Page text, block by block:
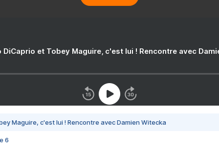
DiCaprio et Tobey Maguire, c'est lui ! Rencontre avec
Maguire, c'est lui ! Rencontre avec Damien Witecka
6